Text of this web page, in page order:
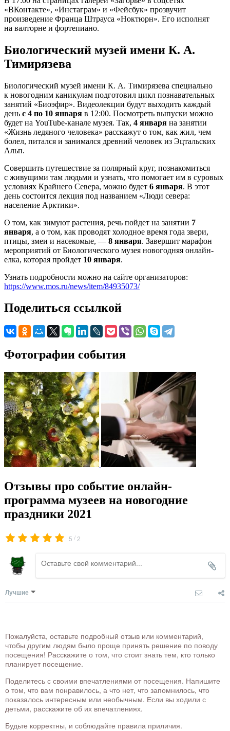
«ВКонтакте», «Инстаграм» и «Фейсбук» прозвучит
произведение Франца Штрауса «Ноктюрн». Его исполнят
на валторне и фортепиано.
Биологический музей имени К. А.
Тимирязева
Биологический музей имени К. А. Тимирязева специально
к новогодним каникулам подготовил цикл познавательных
занятий «Биоэфир». Видеолекции будут выходить каждый
день с 4 по 10 января в 12:00. Посмотреть выпуски можно
будет на YouTube-канале музея. Так, 4 января на занятии
«Жизнь ледяного человека» расскажут о том, как жил, чем
болел, питался и занимался древний человек из Эцтальских
Альп.
Совершить путешествие за полярный круг, познакомиться
с живущими там людьми и узнать, что помогает им в суровых
условиях Крайнего Севера, можно будет 6 января. В этот
день состоится лекция под названием «Люди севера:
население Арктики».
О том, как зимуют растения, речь пойдет на занятии 7
января, а о том, как проводят холодное время года звери,
птицы, змеи и насекомые, — 8 января. Завершит марафон
мероприятий от Биологического музея новогодняя онлайн-
елка, которая пройдет 10 января.
Узнать подробности можно на сайте организаторов:
https://www.mos.ru/news/item/84935073/
Поделиться ссылкой
Фотографии события
Отзывы про событие онлайн-
программа музеев на новогодние
праздники 2021
5 /2
Лучшие
Пожалуйста, оставьте подробный отзыв или комментарий,
чтобы другим людям было проще принять решение по поводу
посещения! Расскажите о том, что стоит знать тем, кто только
планирует посещение.
Поделитесь с своими впечатлениями от посещения. Напишите
о том, что вам понравилось, а что нет, что запомнилось, что
показалось интересным или необычным. Если вы ходили с
детьми, расскажите об их впечатлениях.
Будьте корректны, и соблюдайте правила приличия.